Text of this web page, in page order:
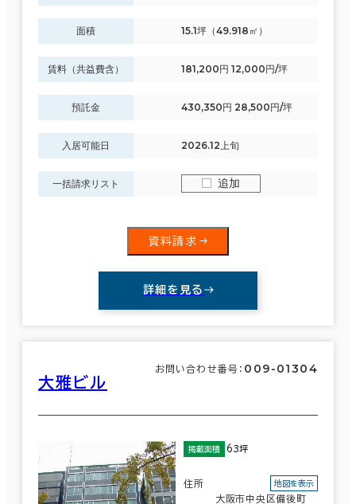
面積 15.1坪（49.918㎡）
賃料（共益費含） 181,200円 12,000円/坪
預託金 430,350円 28,500円/坪
入居可能日 2026.12上旬
一括請求リスト 追加
資料請求
詳細を見る
大雅ビル
お問い合わせ番号： 009-01304
掲載面積 63坪
住所
大阪市中央区備後町
地図を表示
条件で絞り込む
現在の条件
面積選択
～
複数フロアを含む
賃料選択（共益費含）